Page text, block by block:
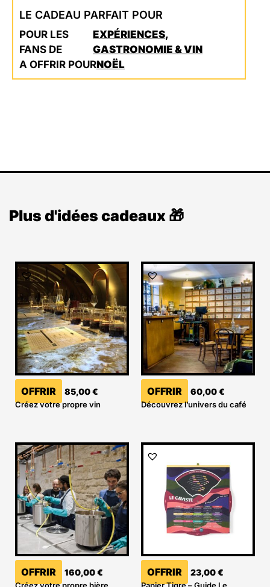
LE CADEAU PARFAIT POUR
POUR LES
FANS DE
EXPÉRIENCES,
GASTRONOMIE & VIN
A OFFRIR POURNOËL
Plus d'idées cadeaux 🎁
OFFRIR 85,00€
Créez votre propre vin
OFFRIR 60,00€
Découvrez l’univers du café
OFFRIR 160,00€ OFFRIR 23,00€